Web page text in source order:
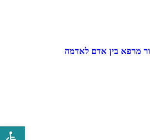
מרפא בין אדם לאדמה
פתח